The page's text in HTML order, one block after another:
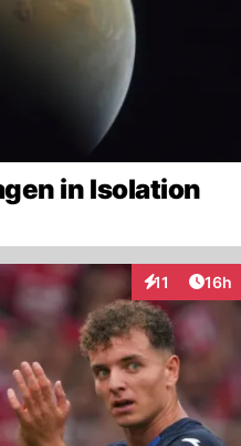
in Isolation
11
Interaktionen
16h